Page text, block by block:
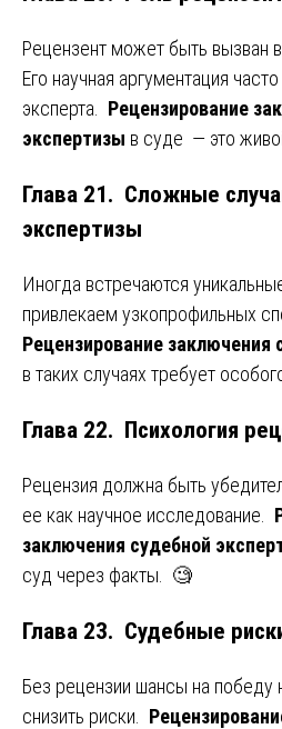
Рецензент может быть вызван
Его научная аргументация
эксперта. Рецензирование
экспертизы в суде — это
Глава 21. Сложные
экспертизы
Иногда встречаются
привлекаем узкопрофильных
Рецензирование заключения
в таких случаях требует
Глава 22. Психология
Рецензия должна быть
ее как научное исследование.
заключения судебной
суд через факты. 🧐
Глава 23. Судебные
Без рецензии шансы на
снизить риски.